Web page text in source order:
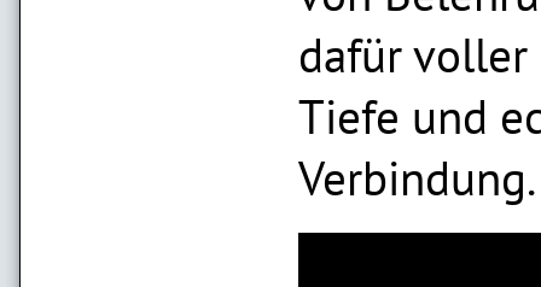
dafür voller
Tiefe und
Verbindung.